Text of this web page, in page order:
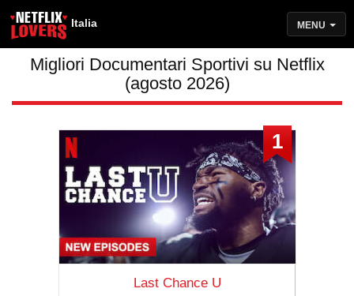
Italia MENU
Migliori Documentari Sportivi su Netflix
(agosto 2026)
1
Last Chance U